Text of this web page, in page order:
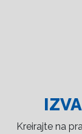
Kreirajte na